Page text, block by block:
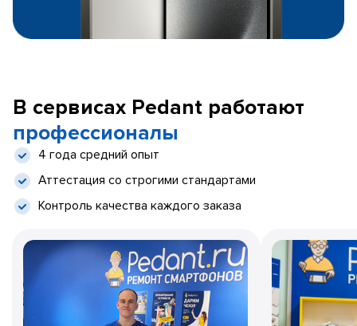
В сервисах Pedant работают
профессионалы
4 года средний опыт
Аттестация со строгими стандартами
Контроль качества каждого заказа